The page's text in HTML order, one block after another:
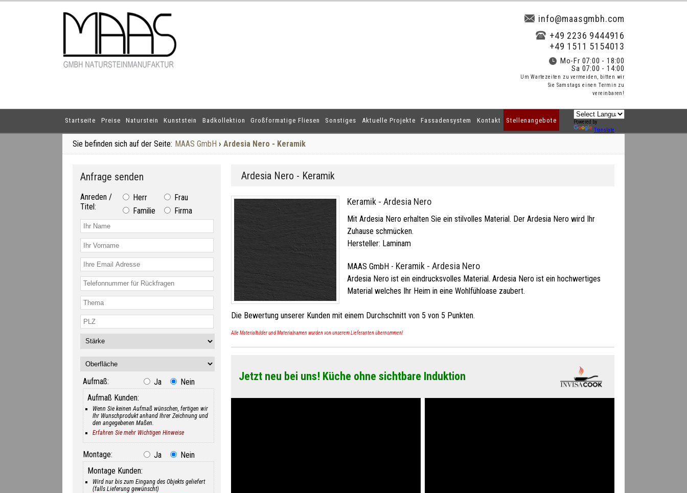
info@maasgmbh.com
+49 2236 9444916
+49 1511 5154013
Mo-Fr 07:00 - 18:00
Sa 07:00 - 14:00
Um Wartezeiten zu vermeiden, bitten wir
Sie Samstags einen Termin zu
vereinbaren!
Startseite Preise Naturstein Kunststein Badkollektion Großformatige Fliesen Sonstiges Aktuelle Projekte Fassadensystem Kontakt Stellenangebote
Powered by
Translate
Sie befinden sich auf der Seite: MAAS GmbH › Ardesia Nero - Keramik
Ardesia Nero - Keramik
Keramik - Ardesia Nero
Mit Ardesia Nero erhalten Sie ein stilvolles Material. Der Ardesia Nero wird Ihr
Zuhause schmücken.
Hersteller: Laminam
MAAS GmbH - Keramik - Ardesia Nero
Ardesia Nero ist ein eindrucksvolles Material. Ardesia Nero ist ein hochwertiges
Material welches Ihr Heim in eine Wohlfühloase zaubert.
Die Bewertung unserer Kunden mit einem Durchschnitt von 5 von 5 Punkten.
Alle Materialbilder und Materialnamen wurden von unserem Lieferanten übernommen!
Jetzt neu bei uns! Küche ohne sichtbare Induktion
Anfrage senden
Anreden /
Titel:
Herr
Frau
Familie
Firma
Aufmaß: Ja
Nein
Aufmaß Kunden:
Wenn Sie keinen Aufmaß wünschen, fertigen wir
Ihr Wunschprodukt anhand Ihrer Zeichnung und
den angegebenen Maßen.
Erfahren Sie mehr Wichtigen Hinweise
Montage: Ja
Nein
Montage Kunden:
Wird nur bis zum Eingang des Objekts geliefert
(falls Lieferung gewünscht)